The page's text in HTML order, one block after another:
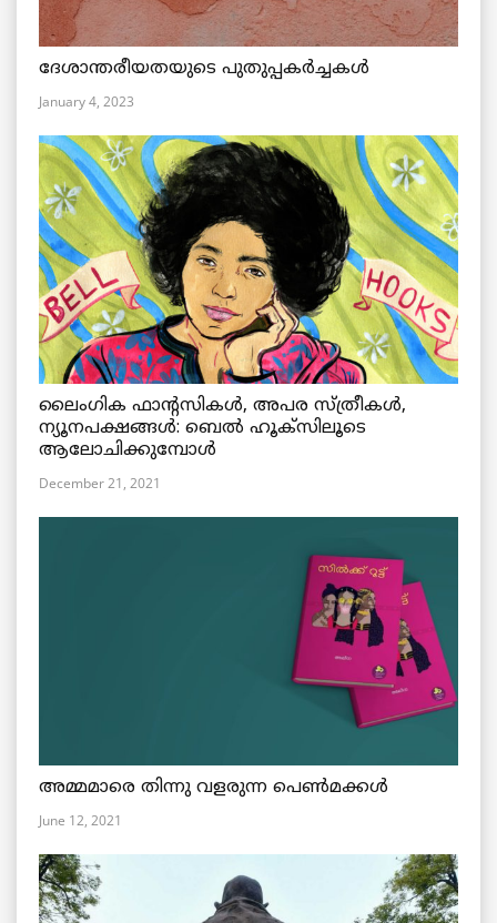
ദേശാന്തരീയതയുടെ പുതുപ്പകർച്ചകൾ
January 4, 2023
ലൈംഗിക ഫാന്റസികൾ, അപര സ്ത്രീകൾ,
ന്യൂനപക്ഷങ്ങൾ: ബെൽ ഹൂക്സിലൂടെ
ആലോചിക്കുമ്പോൾ
December 21, 2021
അമ്മമാരെ തിന്നു വളരുന്ന പെൺമക്കൾ
June 12, 2021